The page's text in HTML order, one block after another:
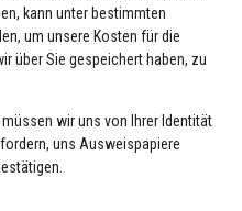
kann unter bestimmten
um unsere Kosten für die
über Sie gespeichert haben, zu
wir uns von Ihrer Identität
uns Ausweispapiere